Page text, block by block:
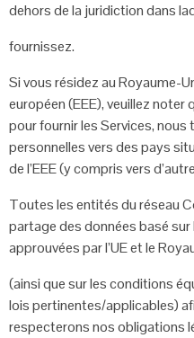
dehors de la juridiction dans
fournissez.
Si vous résidez au Royaume-
européen (EEE),veuillez noter
pour fournir les Services, nous
personnelles vers des pays
de l’EEE (y compris vers
Toutes les entités du réseau
partage des donnéesbasé
approuvées par l’UE et le
(ainsi que sur les conditions
loispertinentes/applicables)
respecterons nos obligations